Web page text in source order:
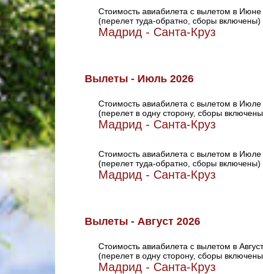
Стоимость авиабилета с вылетом в Июне
(перелет туда-обратно, сборы включены)
Мадрид - Санта-Круз
Вылеты - Июль 2026
Стоимость авиабилета с вылетом в Июле
(перелет в одну сторону, сборы
Мадрид - Санта-Круз
Стоимость авиабилета с вылетом в Июле
(перелет туда-обратно, сборы включены)
Мадрид - Санта-Круз
Вылеты - Август 2026
Стоимость авиабилета с вылетом в
(перелет в одну сторону, сборы
Мадрид - Санта-Круз